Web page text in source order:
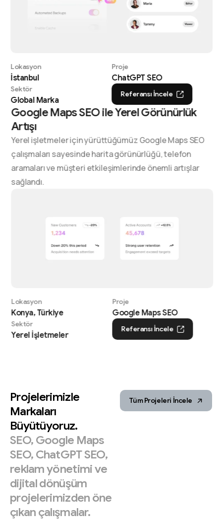
Lokasyon
İstanbul
Proje
ChatGPT SEO
Sektör
Global Marka
Referansı İncele
Google Maps SEO ile Yerel Görünürlük
Artışı
Yerel işletmeler için yürüttüğümüz Google Maps SEO
çalışmaları sayesinde harita görünürlüğü, telefon
aramaları ve müşteri etkileşimlerinde önemli artışlar
sağlandı.
Lokasyon
Konya, Türkiye
Proje
Google Maps SEO
Sektör
Yerel İşletmeler
Referansı İncele
Projelerimizle
Markaları
Büyütüyoruz.
SEO, Google Maps
SEO, ChatGPTSEO,
reklamyönetimive
dijitaldönüşüm
projelerimizden öne
çıkan çalışmalar.
Tüm Projeleri İncele